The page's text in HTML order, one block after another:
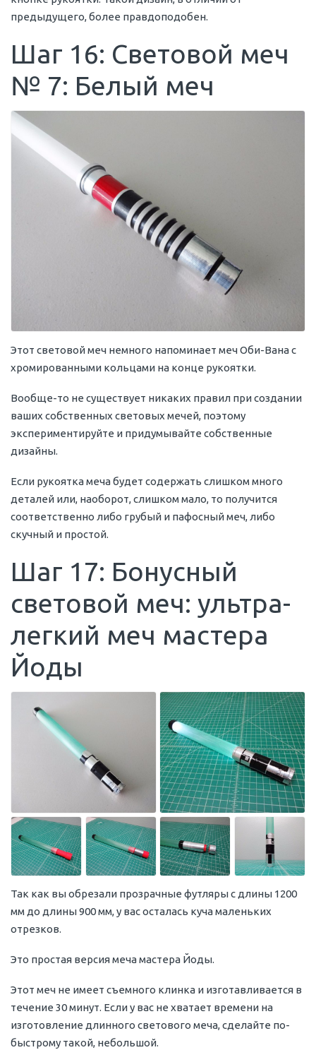
предыдущего, более правдоподобен.
Шаг 16: Световой меч
№ 7: Белый меч
Этот световой меч немного напоминает меч Оби-Вана с
хромированными кольцами на конце рукоятки.
Вообще-то не существует никаких правил при создании
ваших собственных световых мечей, поэтому
экспериментируйте и придумывайте собственные
дизайны.
Если рукоятка меча будет содержать слишком много
деталей или, наоборот, слишком мало, то получится
соответственно либо грубый и пафосный меч, либо
скучный и простой.
Шаг 17: Бонусный
световой меч: ультра-
легкий меч мастера
Йоды
Так как вы обрезали прозрачные футляры с длины 1200
мм до длины 900 мм, у вас осталась куча маленьких
отрезков.
Это простая версия меча мастера Йоды.
Этот меч не имеет съемного клинка и изготавливается в
течение 30 минут. Если у вас не хватает времени на
изготовление длинного светового меча, сделайте по-
быстрому такой, небольшой.